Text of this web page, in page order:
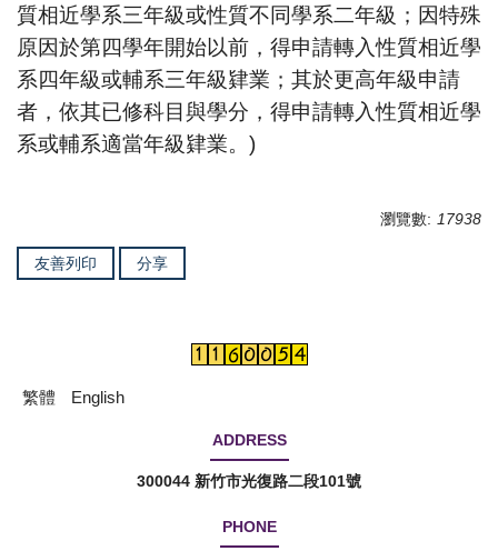
質相近學系三年級或性質不同學系二年級； 因特殊
原因於第四學年開始以前， 得申請轉入性質相近學
系四年級或輔系三年級肄業； 其於更高年級申請
者，依其已修科目與學分， 得申請轉入性質相近學
系或輔系適當年級肄業。 )
瀏覽數: 17938
友善列印 分享
繁體 English
ADDRESS
300044 新竹市光復路二段101號
PHONE